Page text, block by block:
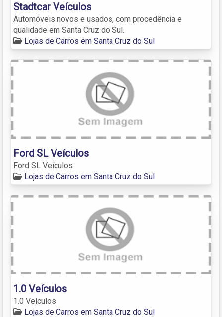
Stadtcar Veículos
Automóveis novos e usados, com procedência e
qualidade em Santa Cruz do Sul.
Lojas de Carros em Santa Cruz do Sul
Ford SL Veículos
Ford SL Veículos
Lojas de Carros em Santa Cruz do Sul
1.0 Veículos
1.0 Veículos
Lojas de Carros em Santa Cruz do Sul